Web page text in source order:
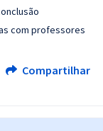
com professores
Compartilhar